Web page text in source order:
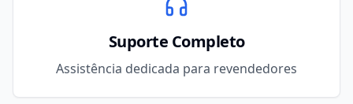
Suporte Completo
Assistência dedicada para revendedores